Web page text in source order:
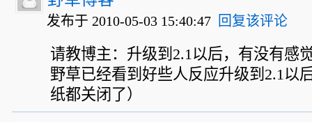
发布于 2010-05-03 15:40:47 回复该评论
请教博主：升级到2.1以后，有没有感
野草已经看到好些人反应升级到2.1以
纸都关闭了）